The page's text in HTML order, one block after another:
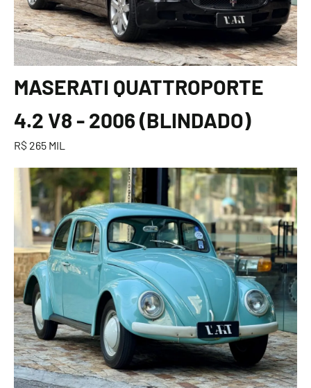
MASERATI QUATTROPORTE
4.2 V8 - 2006 (BLINDADO)
R$ 265 MIL